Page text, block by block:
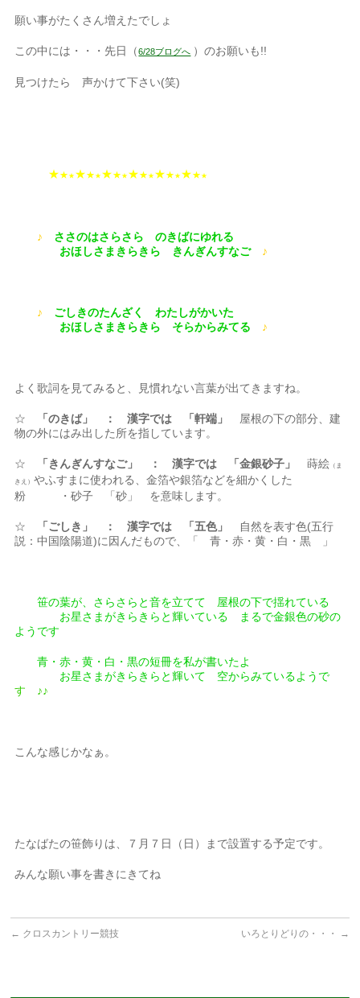
願い事がたくさん増えたでしょ
この中には・・・先日（6/28ブログへ ）のお願いも!!
見つけたら 声かけて下さい(笑)
★★ ★★★ ★★★ ★★★ ★★★ ★★★ ★
♪
ささのはさらさら のきばにゆれる
おほしさまきらきら きんぎんすなご ♪
♪
ごしきのたんざく わたしがかいた
おほしさまきらきら そらからみてる ♪
よく歌詞を見てみると、見慣れない言葉が出てきますね。
☆ 「のきば」 ： 漢字では 「軒端」
屋根の下の部分、建
物の外にはみ出した所を指しています。
☆ 「きんぎんすなご」 ： 漢字では 「金銀砂子」 蒔絵 （ま
きえ）やふすまに使われる、金箔や銀箔などを細かくした
粉 ・砂子 「砂」 を意味します。
☆ 「ごしき」 ： 漢字では 「五色」
自然を表す色(五行
説：中国陰陽道)に因んだもので、「 青・赤・黄・白・黒 」
笹の葉が、さらさらと音を立てて 屋根の下で揺れている
お星さまがきらきらと輝いている まるで金銀色の砂の
ようです
青・赤・黄・白・黒の短冊を私が書いたよ
お星さまがきらきらと輝いて 空からみているようで
す ♪♪
こんな感じかなぁ。
たなばたの笹飾りは、７月７日（日）まで設置する予定です。
みんな願い事を書きにきてね
← クロスカントリー競技 いろとりどりの・・・ →